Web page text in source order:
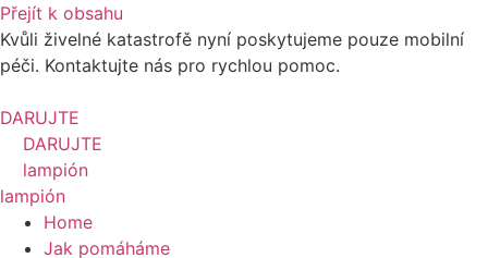
Přejít k obsahu
Kvůli živelné katastrofě nyní poskytujeme pouze mobilní
péči. Kontaktujte nás pro rychlou pomoc.
DARUJTE
DARUJTE
lampión
lampión
Home
Jak pomáháme